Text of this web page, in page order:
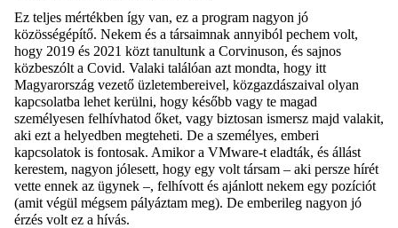
Ez teljes mértékben így van, ez a program nagyon jó
közösségépítő. Nekem és a társaimnak annyiból pechem volt,
hogy 2019 és 2021 közt tanultunk a Corvinuson, és sajnos
közbeszólt a Covid. Valaki találóan azt mondta, hogy itt
Magyarország vezető üzletembereivel, közgazdászaival olyan
kapcsolatba lehet kerülni, hogy később vagy te magad
személyesen felhívhatod őket, vagy biztosan ismersz majd valakit,
aki ezt a helyedben megteheti. De a személyes, emberi
kapcsolatok is fontosak. Amikor a VMware-t eladták, és állást
kerestem, nagyon jólesett, hogy egy volt társam – aki persze hírét
vette ennek az ügynek –, felhívott és ajánlott nekem egy pozíciót
(amit végül mégsem pályáztam meg). De emberileg nagyon jó
érzés volt ez a hívás.